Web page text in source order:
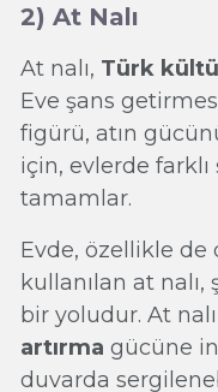
2) At Nalı
At nalı, Türk
Eve şans
figürü, atın
için, evlerde
tamamlar.
Evde, özellikle de
kullanılan at
bir yoludur. At
artırma gücüne
duvarda